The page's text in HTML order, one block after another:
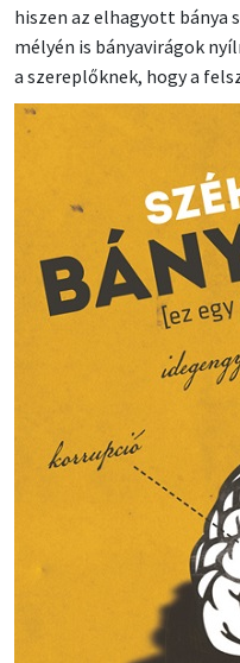
hiszen az elhagyott
mélyén is bányavirágok
a szereplőknek, hogy a